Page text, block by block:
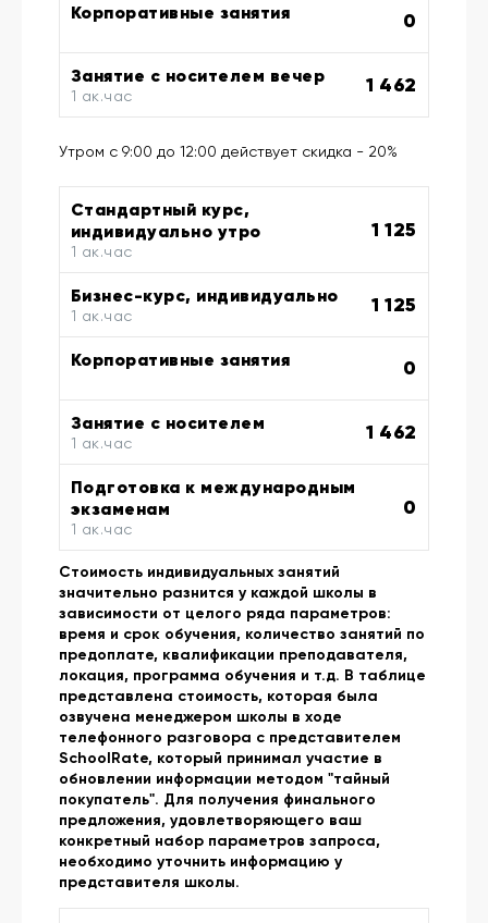
Корпоративные занятия 0
Занятие с носителем вечер
1 ак.час 1 462
Утром с 9:00 до 12:00 действует скидка - 20%
Стандартный курс,
индивидуально утро
1 ак.час
1 125
Бизнес-курс, индивидуально
1 ак.час 1 125
Корпоративные занятия 0
Занятие с носителем
1 ак.час 1 462
Подготовка к международным
экзаменам
1 ак.час
0
Стоимость индивидуальных занятий
значительно разнится у каждой школы в
зависимости от целого ряда параметров:
время и срок обучения, количество занятий по
предоплате, квалификации преподавателя,
локация, программа обучения и т.д. В таблице
представлена стоимость, которая была
озвучена менеджером школы в ходе
телефонного разговора с представителем
SchoolRate, который принимал участие в
обновлении информации методом "тайный
покупатель". Для получения финального
предложения, удовлетворяющего ваш
конкретный набор параметров запроса,
необходимо уточнить информацию у
представителя школы.